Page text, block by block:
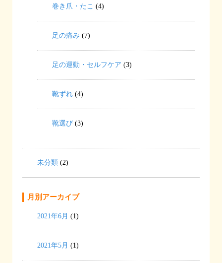
巻き爪・たこ (4)
足の痛み (7)
足の運動・セルフケア (3)
靴ずれ (4)
靴選び (3)
未分類 (2)
月別アーカイブ
2021年6月 (1)
2021年5月 (1)